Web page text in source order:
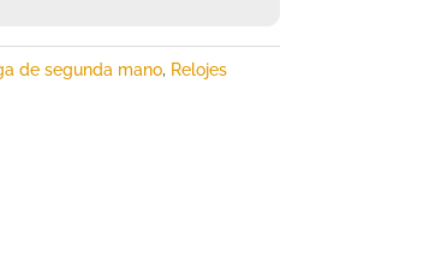
de segunda mano, Relojes